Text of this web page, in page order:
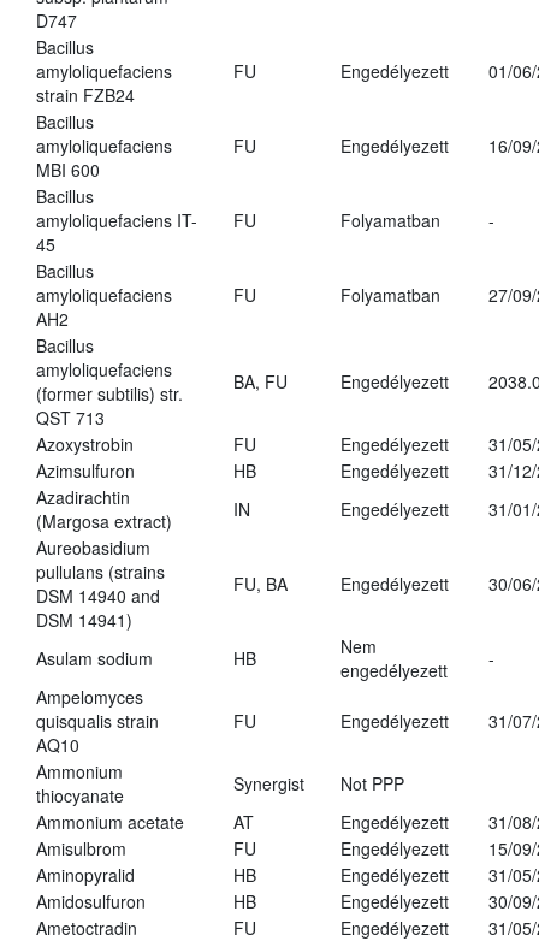
D747
Bacillus
amyloliquefaciens
strain FZB24
FU Engedélyezett 01/
Bacillus
amyloliquefaciens
MBI 600
FU Engedélyezett 16/
Bacillus
amyloliquefaciens IT-
45
FU Folyamatban -
Bacillus
amyloliquefaciens
AH2
FU Folyamatban 27/
Bacillus
amyloliquefaciens
(former subtilis) str.
QST 713
BA, FU Engedélyezett
Azoxystrobin FU Engedélyezett
31/
Azimsulfuron
HB Engedélyezett
31/
Azadirachtin
(Margosa extract)
IN Engedélyezett
31/
Aureobasidium
pullulans (strains
DSM 14940 and
DSM 14941)
FU, BA Engedélyezett 30/
Asulam sodium HB
Nem
engedélyezett
-
Ampelomyces
quisqualis strain
AQ10
FU Engedélyezett 31/
Ammonium
thiocyanate
Synergist
Not PPP
Ammonium acetate
AT Engedélyezett
31/
Amisulbrom
FU Engedélyezett
15/
Aminopyralid
HB Engedélyezett
31/
Amidosulfuron
HB Engedélyezett
30/
Ametoctradin
FU Engedélyezett
31/